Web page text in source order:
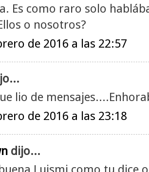
Es como raro solo
o nosotros?
de 2016 a las 22:57
lio de
de 2016 a las 23:18
dijo...
Luismi como tu dice